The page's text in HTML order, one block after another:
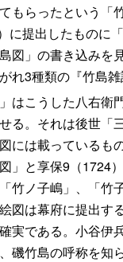
もらったという
に提出したものに
図」の書き込み
れ3種類の『竹島
はこうした八右衛
る。それは後世
には載っている
」と享保9（1724
竹ノ子嶋」、「
図は幕府に提出
実である。小谷
磯竹島の呼称を